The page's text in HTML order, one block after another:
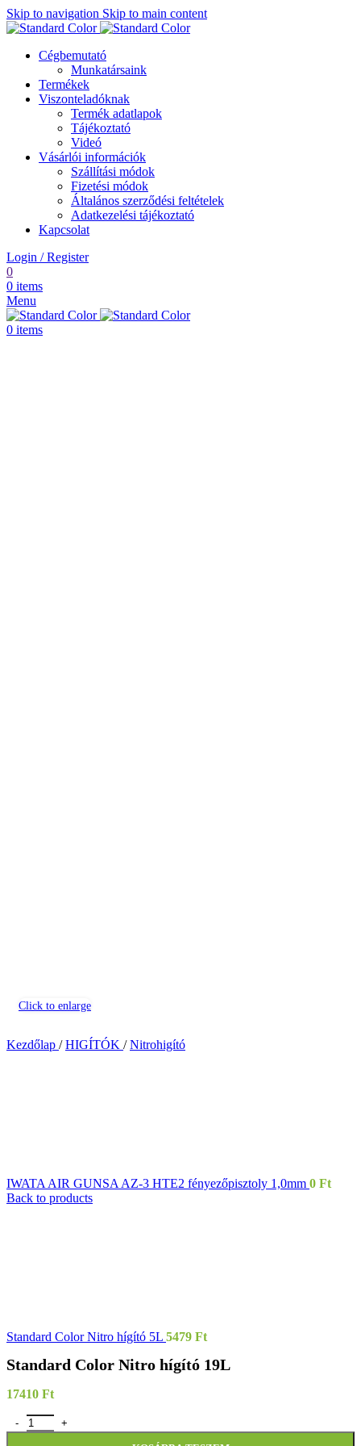
Skip to navigation Skip to main content
Cégbemutató
Munkatársaink
Termékek
Viszonteladóknak
Termék adatlapok
Tájékoztató
Videó
Vásárlói információk
Szállítási módok
Fizetési módok
Általános szerződési feltételek
Adatkezelési tájékoztató
Kapcsolat
Login / Register
0
0 items
Menu
0 items
Click to enlarge
Kezdőlap / HIGÍTÓK / Nitrohigító
IWATA AIR GUNSA AZ-3 HTE2 fényezőpisztoly 1,0mm 0 Ft
Back to products
Standard Color Nitro hígító 5L 5479 Ft
Standard Color Nitro hígító 19L
17410 Ft
Standard Color Nitro hígító 19L mennyiség